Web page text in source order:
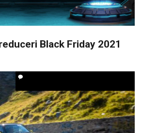
Black Friday 2021